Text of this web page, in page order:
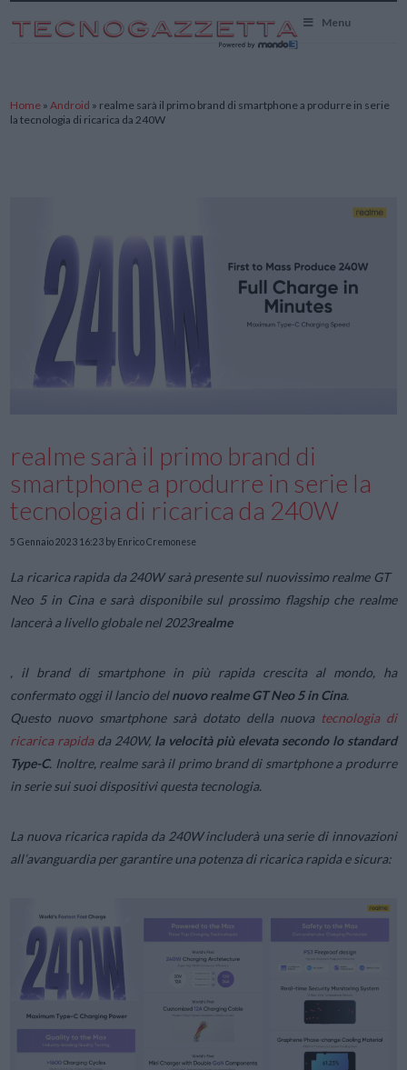
Menu
Home »Android » realme sarà il primo brand di smartphone a produrre in serie
la tecnologia di ricarica da 240W
realme sarà il primo brand di
smartphone a produrre in serie la
tecnologia di ricarica da 240W
5 Gennaio 2023 16:23 by Enrico Cremonese
La ricarica rapida da 240W sarà presente sul nuovissimo realme GT
Neo 5 in Cina e sarà disponibile sul prossimo flagship che realme
lancerà a livello globale nel 2023realme
, il brand di smartphone in più rapida crescita al mondo, ha
confermato oggi il lancio delnuovo realme GT Neo 5 in Cina.
Questo nuovo smartphone sarà dotato della nuova tecnologia di
ricarica rapidada 240W,la velocità più elevata secondo lo standard
Type-C. Inoltre, realme sarà il primo brand di smartphone a produrre
in serie sui suoi dispositivi questa tecnologia.
La nuova ricarica rapida da 240W includerà una serie di innovazioni
all’avanguardia per garantire una potenza di ricarica rapida e sicura: